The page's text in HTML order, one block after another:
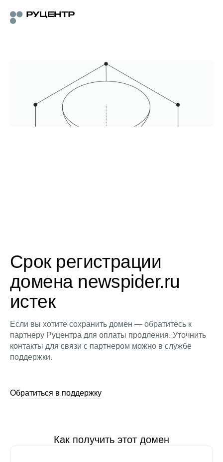
Срок регистрации
домена newspider.ru
истек
Если вы хотите сохранить домен — обратитесь к
партнеру Руцентра для оплаты продления. Уточнить
контакты для связи с партнером можно в службе
поддержки.
Обратиться в поддержку
Как получить этот домен